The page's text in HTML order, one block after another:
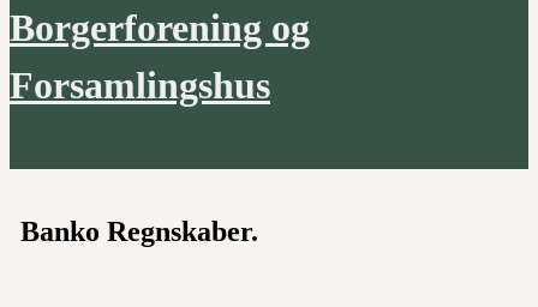
Borgerforening og
Forsamlingshus
Banko Regnskaber.